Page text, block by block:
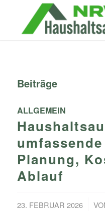
Beiträge
ALLGEMEIN
Planung,
Ablauf
23. FEBRUAR 2026
/